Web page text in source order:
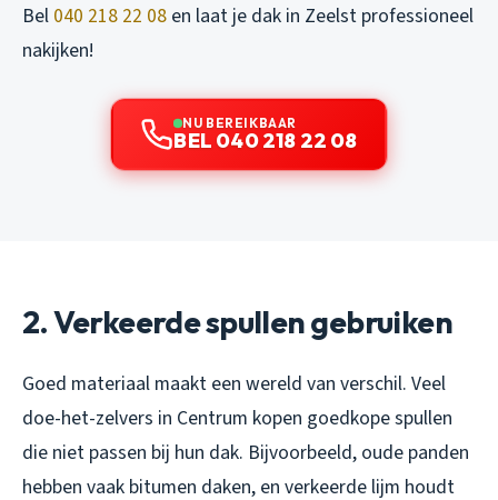
Bel 040 218 22 08 en laat je dak in Zeelst professioneel
nakijken!
NU BEREIKBAAR
BEL 040 218 22 08
2. Verkeerde spullen gebruiken
Goed materiaal maakt een wereld van verschil. Veel
doe-het-zelvers in Centrum kopen goedkope spullen
die niet passen bij hun dak. Bijvoorbeeld, oude panden
hebben vaak bitumen daken, en verkeerde lijm houdt